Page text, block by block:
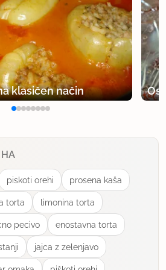
tako kakih 10 cm približno
ti je všeč
boj zdrav kot Jagermaister
je treba pazit, da
klasičen način
piskoti orehi prosena kaša
torta limonina torta
pecivo enostavna torta
jajca z zelenjavo